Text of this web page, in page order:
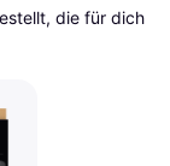
die für dich